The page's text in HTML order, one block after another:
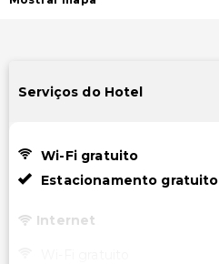
Serviços do Hotel
Wi-Fi gratuito
Estacionamento gratuito
Internet